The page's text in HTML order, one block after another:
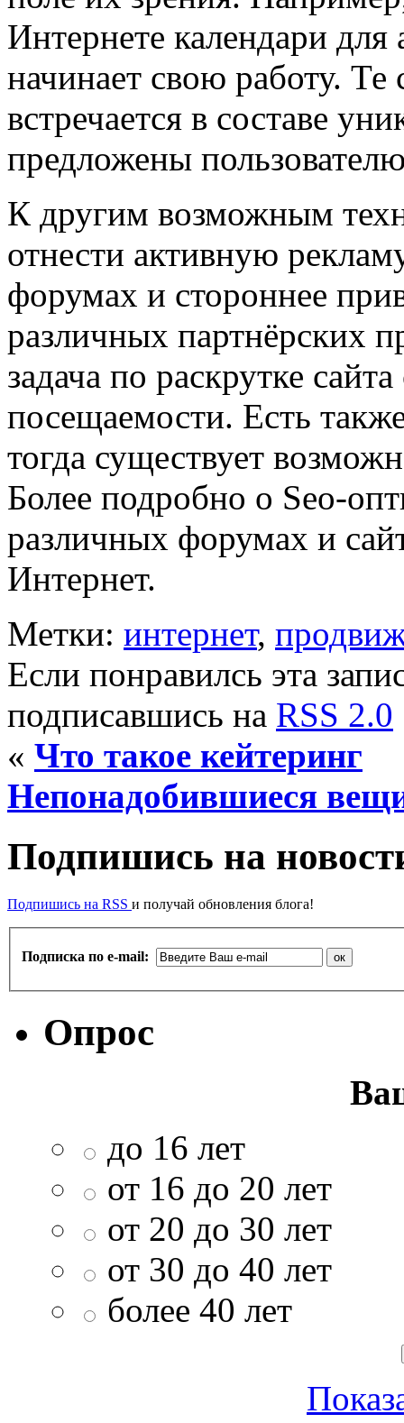
Интернете календари
начинает свою работу. Те
встречается в составе
предложены
К другим возможным
отнести активную
форумах и стороннее
различных партнёрских
задача по раскрутке
посещаемости. Есть
тогда существует
Более подробно о Seo-
различных форумах и
Интернет.
Метки: интернет,
Если понравилсь эта
подписавшись на RSS 2.0
« Что такое кейтеринг
Непонадобившиеся
Подпишись на
Подпишись на RSS и получай обновления блога!
Подписка по e-mail:
Опрос
до 16 лет
от 16 до 20 лет
от 20 до 30 лет
от 30 до 40 лет
более 40 лет